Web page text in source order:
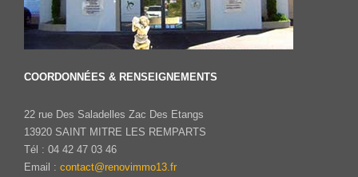
COORDONNÉES & RENSEIGNEMENTS
22 rue Des Saladelles Zac Des Etangs
13920 SAINT MITRE LES REMPARTS
Tél : 04 42 47 03 46
Email : contact@renovimmo13.fr